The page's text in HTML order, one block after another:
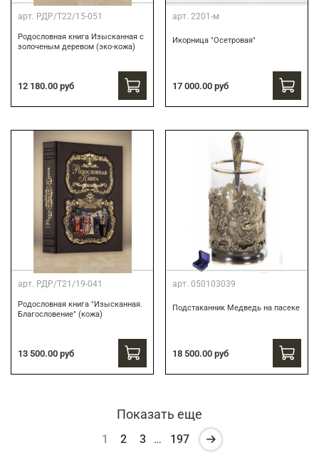
арт. РДР/Т22/15-051
Родословная книга Изысканная с
золоченым деревом (эко-кожа)
12 180.00 руб
арт. 2201-м
Икорница "Осетровая"
17 000.00 руб
арт. РДР/Т21/19-041
Родословная книга "Изысканная.
Благословение" (кожа)
13 500.00 руб
арт. 050103039
Подстаканник Медведь на пасеке
18 500.00 руб
Показать еще
1 2 3 … 197